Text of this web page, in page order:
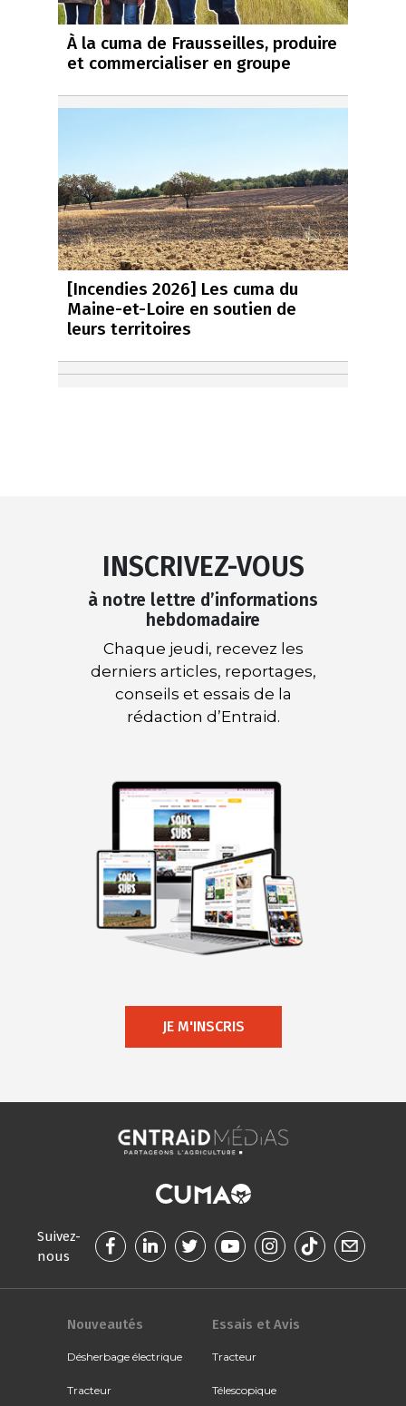
À la cuma de Frausseilles, produire
et commercialiser en groupe
[Incendies 2026] Les cuma du
Maine-et-Loire en soutien de
leurs territoires
INSCRIVEZ-VOUS
à notre lettre d’informations
hebdomadaire
Chaque jeudi, recevez les
derniers articles, reportages,
conseils et essais de la
rédaction d’Entraid.
JE M'INSCRIS
Suivez-
nous
Nouveautés
Désherbage électrique
Tracteur
Essais et Avis
Tracteur
Télescopique